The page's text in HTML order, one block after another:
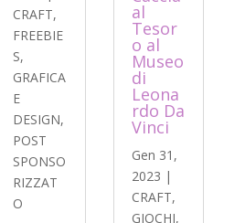
CRAFT,
FREEBIE
S,
GRAFICA
E
DESIGN,
POST
SPONSO
RIZZAT
O
al
Tesor
o al
Museo
di
Leona
rdo Da
Vinci
Gen 31,
2023 |
CRAFT,
GIOCHI,